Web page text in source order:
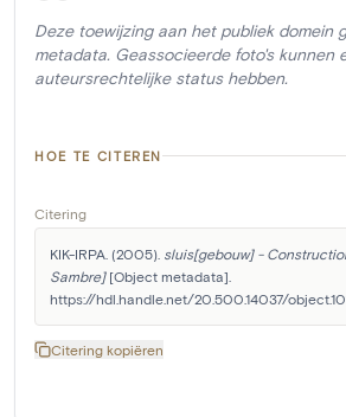
Deze toewijzing aan het publiek domein
metadata. Geassocieerde foto's kunnen
auteursrechtelijke status hebben.
HOE TE CITEREN
Citering
KIK-IRPA. (2005). sluis[gebouw] -
Sambre] [Object metadata].
https://hdl.handle.net/20.500.14037/
Citering kopiëren